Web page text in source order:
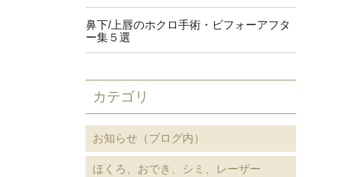
鼻下/上唇のホクロ手術・ビフォーアフタ
ー集５選
カテゴリ
お知らせ（ブログ内）
ほくろ、おでき、シミ、レーザー